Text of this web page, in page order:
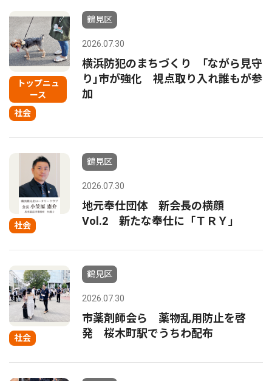
トップニュ
ース
社会
鶴見区
2026.07.30
横浜防犯のまちづくり ｢ながら見守
り｣市が強化 視点取り入れ誰もが参
加
社会
鶴見区
2026.07.30
地元奉仕団体 新会長の横顔
Vol.2 新たな奉仕に「ＴＲＹ」
社会
鶴見区
2026.07.30
市薬剤師会ら 薬物乱用防止を啓
発 桜木町駅でうちわ配布